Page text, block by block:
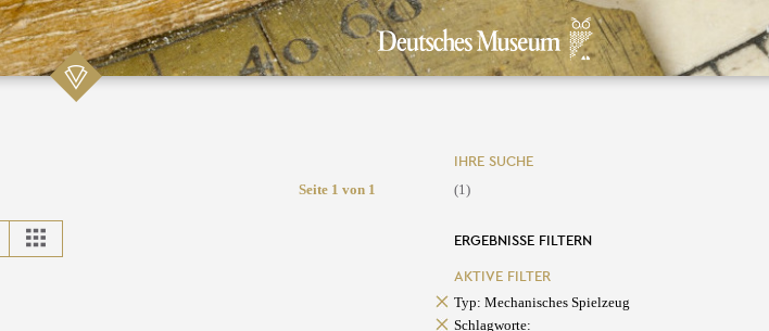
Seite 1 von 1
IHRE SUCHE
(1)
ERGEBNISSE FILTERN
AKTIVE FILTER
Typ: Mechanisches Spielzeug
Schlagworte: